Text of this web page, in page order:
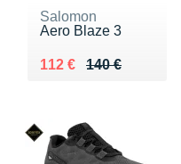
Salomon
Aero Blaze 3
140 €
Au lieu de 140 €
112 €
Vendu 112 €